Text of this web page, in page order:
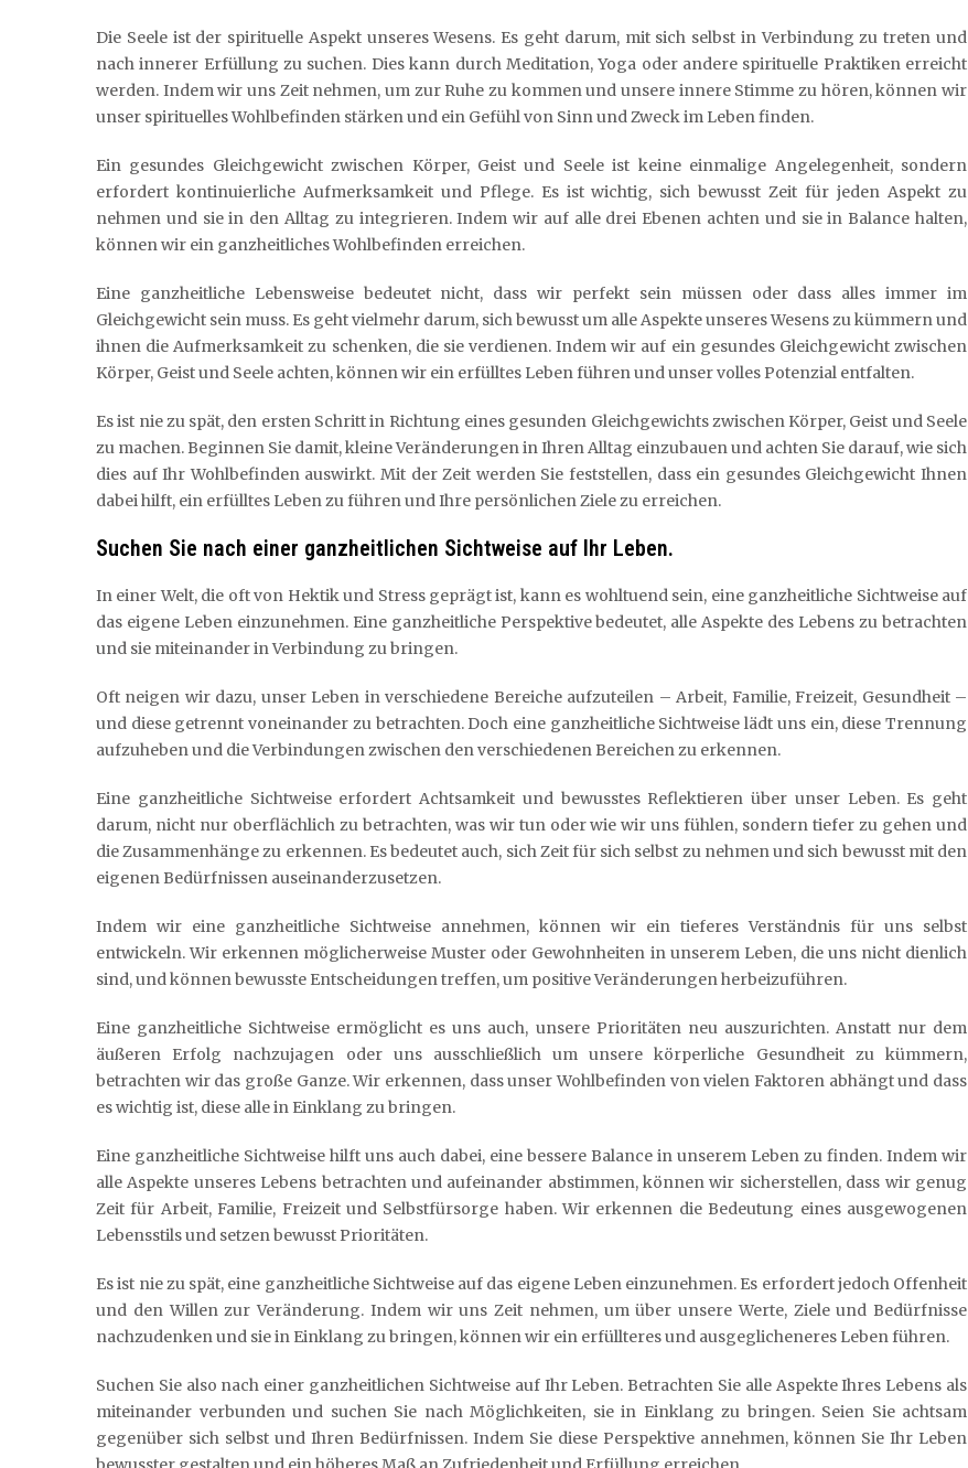
Die Seele ist der spirituelle Aspekt unseres Wesens. Es geht darum, mit sich selbst in Verbindung zu treten und
nach innerer Erfüllung zu suchen. Dies kann durch Meditation, Yoga oder andere spirituelle Praktiken erreicht
werden. Indem wir uns Zeit nehmen, um zur Ruhe zu kommen und unsere innere Stimme zu hören, können wir
unser spirituelles Wohlbefinden stärken und ein Gefühl von Sinn und Zweck im Leben finden.
Ein gesundes Gleichgewicht zwischen Körper, Geist und Seele ist keine einmalige Angelegenheit, sondern
erfordert kontinuierliche Aufmerksamkeit und Pflege. Es ist wichtig, sich bewusst Zeit für jeden Aspekt zu
nehmen und sie in den Alltag zu integrieren. Indem wir auf alle drei Ebenen achten und sie in Balance halten,
können wir ein ganzheitliches Wohlbefinden erreichen.
Eine ganzheitliche Lebensweise bedeutet nicht, dass wir perfekt sein müssen oder dass alles immer im
Gleichgewicht sein muss. Es geht vielmehr darum, sich bewusst um alle Aspekte unseres Wesens zu kümmern und
ihnen die Aufmerksamkeit zu schenken, die sie verdienen. Indem wir auf ein gesundes Gleichgewicht zwischen
Körper, Geist und Seele achten, können wir ein erfülltes Leben führen und unser volles Potenzial entfalten.
Es ist nie zu spät, den ersten Schritt in Richtung eines gesunden Gleichgewichts zwischen Körper, Geist und Seele
zu machen. Beginnen Sie damit, kleine Veränderungen in Ihren Alltag einzubauen und achten Sie darauf, wie sich
dies auf Ihr Wohlbefinden auswirkt. Mit der Zeit werden Sie feststellen, dass ein gesundes Gleichgewicht Ihnen
dabei hilft, ein erfülltes Leben zu führen und Ihre persönlichen Ziele zu erreichen.
Suchen Sie nach einer ganzheitlichen Sichtweise auf Ihr Leben.
In einer Welt, die oft von Hektik und Stress geprägt ist, kann es wohltuend sein, eine ganzheitliche Sichtweise auf
das eigene Leben einzunehmen. Eine ganzheitliche Perspektive bedeutet, alle Aspekte des Lebens zu betrachten
und sie miteinander in Verbindung zu bringen.
Oft neigen wir dazu, unser Leben in verschiedene Bereiche aufzuteilen – Arbeit, Familie, Freizeit, Gesundheit –
und diese getrennt voneinander zu betrachten. Doch eine ganzheitliche Sichtweise lädt uns ein, diese Trennung
aufzuheben und die Verbindungen zwischen den verschiedenen Bereichen zu erkennen.
Eine ganzheitliche Sichtweise erfordert Achtsamkeit und bewusstes Reflektieren über unser Leben. Es geht
darum, nicht nur oberflächlich zu betrachten, was wir tun oder wie wir uns fühlen, sondern tiefer zu gehen und
die Zusammenhänge zu erkennen. Es bedeutet auch, sich Zeit für sich selbst zu nehmen und sich bewusst mit den
eigenen Bedürfnissen auseinanderzusetzen.
Indem wir eine ganzheitliche Sichtweise annehmen, können wir ein tieferes Verständnis für uns selbst
entwickeln. Wir erkennen möglicherweise Muster oder Gewohnheiten in unserem Leben, die uns nicht dienlich
sind, und können bewusste Entscheidungen treffen, um positive Veränderungen herbeizuführen.
Eine ganzheitliche Sichtweise ermöglicht es uns auch, unsere Prioritäten neu auszurichten. Anstatt nur dem
äußeren Erfolg nachzujagen oder uns ausschließlich um unsere körperliche Gesundheit zu kümmern,
betrachten wir das große Ganze. Wir erkennen, dass unser Wohlbefinden von vielen Faktoren abhängt und dass
es wichtig ist, diese alle in Einklang zu bringen.
Eine ganzheitliche Sichtweise hilft uns auch dabei, eine bessere Balance in unserem Leben zu finden. Indem wir
alle Aspekte unseres Lebens betrachten und aufeinander abstimmen, können wir sicherstellen, dass wir genug
Zeit für Arbeit, Familie, Freizeit und Selbstfürsorge haben. Wir erkennen die Bedeutung eines ausgewogenen
Lebensstils und setzen bewusst Prioritäten.
Es ist nie zu spät, eine ganzheitliche Sichtweise auf das eigene Leben einzunehmen. Es erfordert jedoch Offenheit
und den Willen zur Veränderung. Indem wir uns Zeit nehmen, um über unsere Werte, Ziele und Bedürfnisse
nachzudenken und sie in Einklang zu bringen, können wir ein erfüllteres und ausgeglicheneres Leben führen.
Suchen Sie also nach einer ganzheitlichen Sichtweise auf Ihr Leben. Betrachten Sie alle Aspekte Ihres Lebens als
miteinander verbunden und suchen Sie nach Möglichkeiten, sie in Einklang zu bringen. Seien Sie achtsam
gegenüber sich selbst und Ihren Bedürfnissen. Indem Sie diese Perspektive annehmen, können Sie Ihr Leben